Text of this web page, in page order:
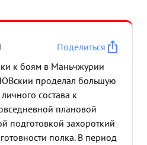
Поделиться
к боям в Маньчжурии
проделал большую
состава к
плановой
подготовкой захороткий
полка. В период